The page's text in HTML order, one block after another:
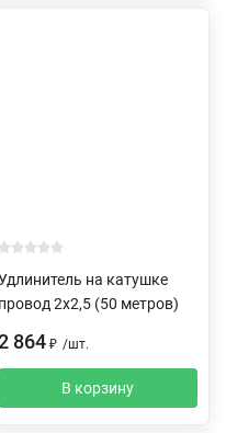
на катушке
провод 2х2,5 (50 метров)
864 ₽ /шт.
В корзину